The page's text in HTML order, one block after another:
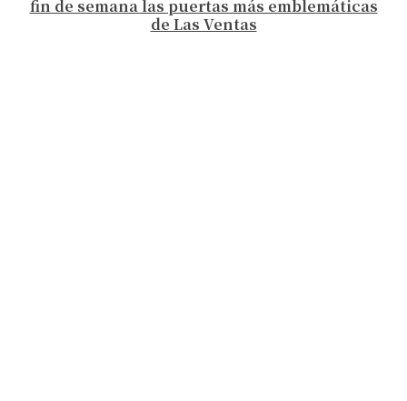
fin de semana las puertas más emblemáticas
de Las Ventas